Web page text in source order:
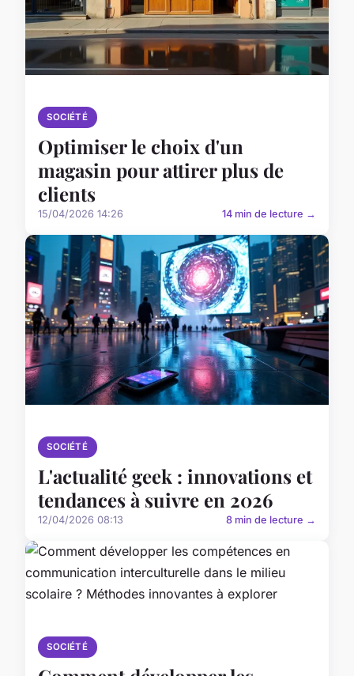
SOCIÉTÉ
Optimiser le choix d'un
magasin pour attirer plus de
clients
15/04/2026 14:26 14 min de lecture →
SOCIÉTÉ
L'actualité geek : innovations et
tendances à suivre en 2026
12/04/2026 08:13 8 min de lecture →
SOCIÉTÉ